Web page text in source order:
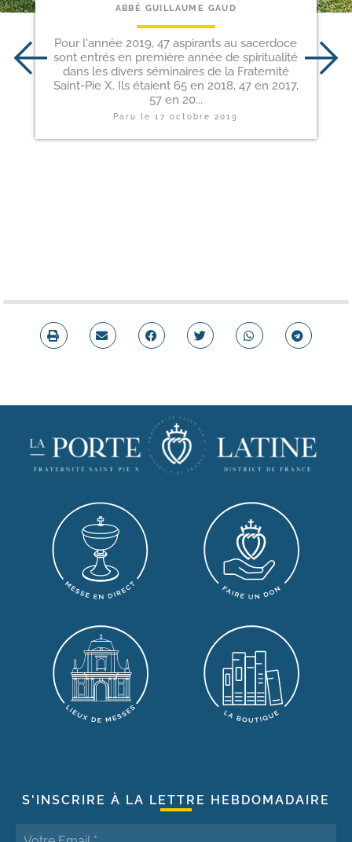
ABBÉ GUILLAUME GAUD
Pour l'année 2019, 47 aspirants au sacerdoce
sont entrés en première année de spiritualité
dans les divers séminaires de la Fraternité
Saint-Pie X. Ils étaient 65 en 2018, 47 en 2017,
57 en 20...
Paru le17 octobre 2019
S'INSCRIRE À LA LETTRE HEBDOMADAIRE